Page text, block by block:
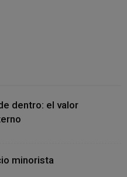
dentro: el valor
minorista